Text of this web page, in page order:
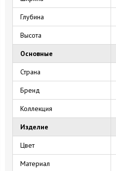
Глубина
Высота
Основные
Страна
Бренд
Коллекция
Изделие
Цвет
Материал